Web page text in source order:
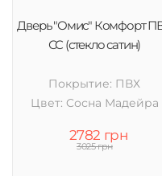
Дверь "Омис" Комфорт
СС (стекло сатин)
Покрытие: ПВХ
Цвет: Cосна Мадейра
2782 грн
3025 грн